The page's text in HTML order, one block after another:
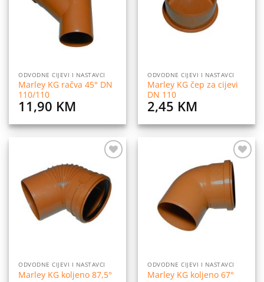
ODVODNE CIJEVI I NASTAVCI
Marley KG račva 45° DN
110/110
11,90 KM
ODVODNE CIJEVI I NASTAVCI
Marley KG čep za cijevi
DN 110
2,45 KM
na
listu
želja
ODVODNE CIJEVI I NASTAVCI
Marley KG koljeno 87,5°
Dodaj
listu
želja
ODVODNE CIJEVI I NASTAVCI
Marley KG koljeno 67°